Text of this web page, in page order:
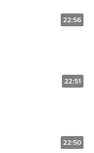
22:56
22:51
22:50